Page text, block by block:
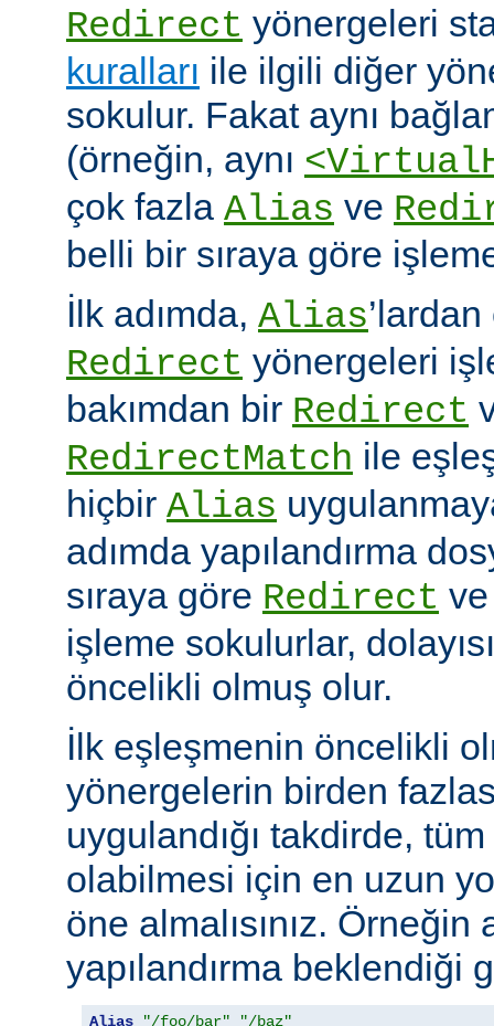
Redirect yönergeleri
kuralları ile ilgili diğer
sokulur. Fakat aynı
(örneğin, aynı
çok fazla Alias ve
belli bir sıraya göre
İlk adımda, Alias
Redirect yönergeleri
bakımdan bir Redirect
RedirectMatch ile
hiçbir Alias
adımda yapılandırma
sıraya göre Redirect
işleme sokulurlar,
öncelikli olmuş olur.
İlk eşleşmenin öncelikli
yönergelerin birden
uygulandığı takdirde,
olabilmesi için en uzun
öne almalısınız. Örneğin
yapılandırma beklendiği
Alias "/foo/bar"
"/baz"